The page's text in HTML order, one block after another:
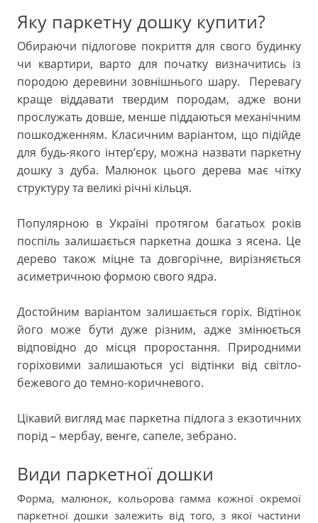
Яку паркетну дошку купити?
Обираючи підлогове покриття для свого будинку
чи квартири, варто для початку визначитись із
породою деревини зовнішнього шару. Перевагу
краще віддавати твердим породам, адже вони
прослужать довше, менше піддаються механічним
пошкодженням. Класичним варіантом, що підійде
для будь-якого інтер’єру, можна назвати паркетну
дошку з дуба. Малюнок цього дерева має чітку
структуру та великі річні кільця.
Популярною в Україні протягом багатьох років
поспіль залишається паркетна дошка з ясена. Це
дерево також міцне та довгорічне, вирізняється
асиметричною формою свого ядра.
Достойним варіантом залишається горіх. Відтінок
його може бути дуже різним, адже змінюється
відповідно до місця проростання. Природними
горіховими залишаються усі відтінки від світло-
бежевого до темно-коричневого.
Цікавий вигляд має паркетна підлога з екзотичних
порід – мербау, венге, сапеле, зебрано.
Види паркетної дошки
Форма, малюнок, кольорова гамма кожної окремої
паркетної дошки залежить від того, з якої частини